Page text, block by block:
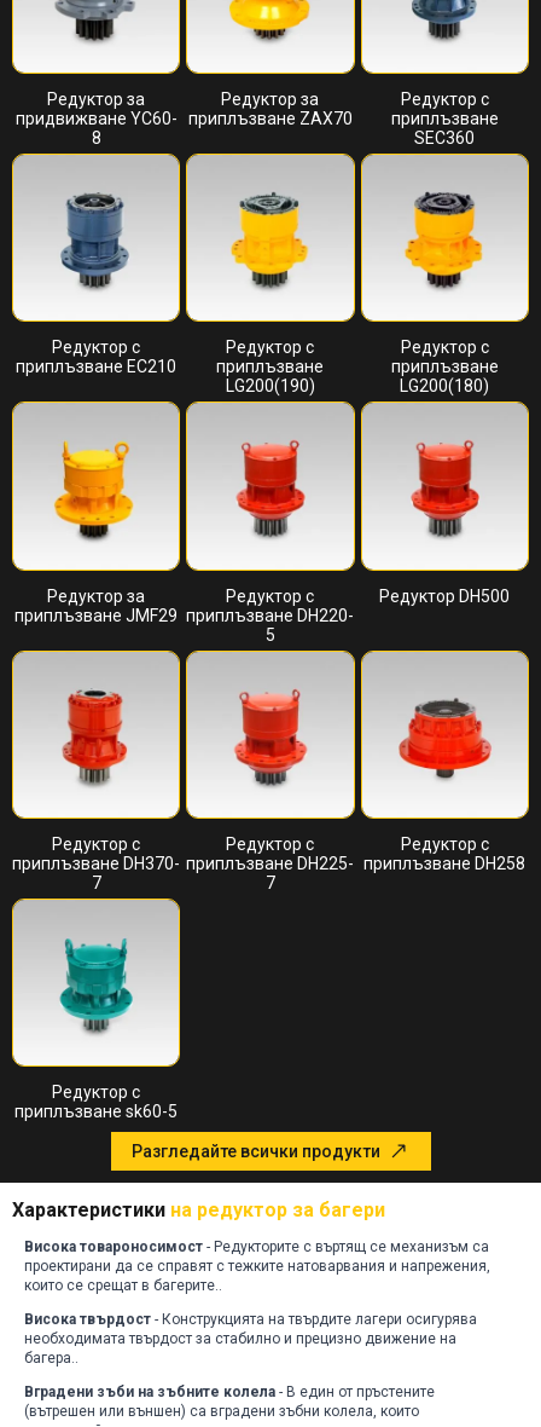
Редуктор за
придвижване YC60-
8
Редуктор за
приплъзване ZAX70
Редуктор с
приплъзване
SEC360
Редуктор с
приплъзване EC210
Редуктор с
приплъзване
LG200(190)
Редуктор с
приплъзване
LG200(180)
Редуктор за
приплъзване JMF29
Редуктор с
приплъзване DH220-
5
Редуктор DH500
Редуктор с
приплъзване DH370-
7
Редуктор с
приплъзване DH225-
7
Редуктор с
приплъзване DH258
Редуктор с
приплъзване sk60-5
Разгледайте всички продукти
Характеристики на редуктор за багери
Висока товароносимост - Редукторите с въртящ се механизъм са
проектирани да се справят с тежките натоварвания и напрежения,
които се срещат в багерите..
Висока твърдост - Конструкцията на твърдите лагери осигурява
необходимата твърдост за стабилно и прецизно движение на
багера..
Вградени зъби на зъбните колела - В един от пръстените
(вътрешен или външен) са вградени зъбни колела, които